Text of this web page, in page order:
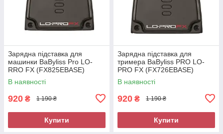
Зарядна підставка для
машинки BaByliss Pro LO-
RRO FX (FX825EBASE)
В наявності
920 ₴ 1 190 ₴
Купити
Зарядна підставка для
тримера BaByliss PRO LO-
PRO FX (FX726EBASE)
В наявності
920 ₴ 1 190 ₴
Купити